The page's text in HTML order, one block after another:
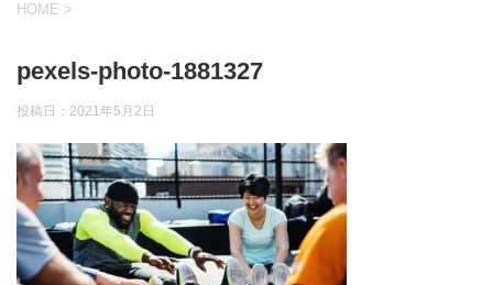
HOME >
pexels-photo-1881327
投稿日： 2021年5月2日